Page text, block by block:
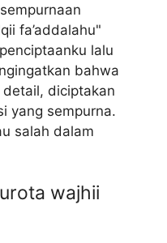
fa’addalahu"
lalu
bahwa
diciptakan
yang sempurna.
salah dalam
wajhii